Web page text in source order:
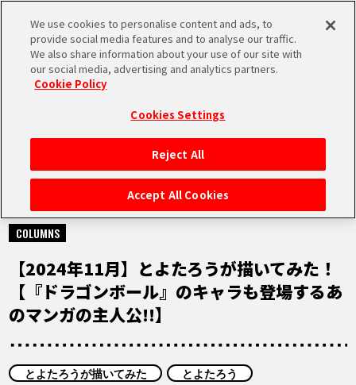
MEN
HOME
NEWS
RANKING
MOVIE
COLUMNS
NEWS
2024.12.07
COLUMNS
【2024年11月】とよたろうが描いてみた！
【『ドラゴンボール』のキャラも登場するあ
のマンガの主人公!!】
とよたろうが描いてみた とよたろう
We use cookies to personalise content and ads, to
provide social media features and to analyse our traffic.
We also share information about your use of our site with
our social media, advertising and analytics partners.
Cookie Policy
Cookies Settings
Reject All
Accept All Cookies